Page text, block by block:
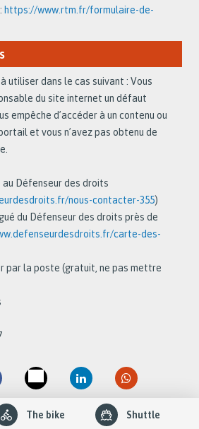
https://www.rtm.fr/formulaire-de-
utiliser dans le cas suivant : Vous
du site internet un défaut
empêche d’accéder à un contenu ou
et vous n’avez pas obtenu de
Défenseur des droits
nous-contacter-355)
du Défenseur des droits près de
carte-des-
par la poste (gratuit, ne pas mettre
The bike Shuttle